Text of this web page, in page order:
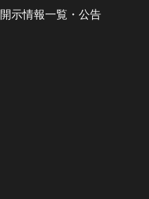
開示情報一覧・公告